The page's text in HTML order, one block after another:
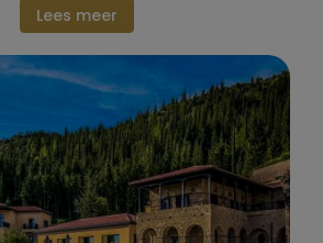
Lees meer